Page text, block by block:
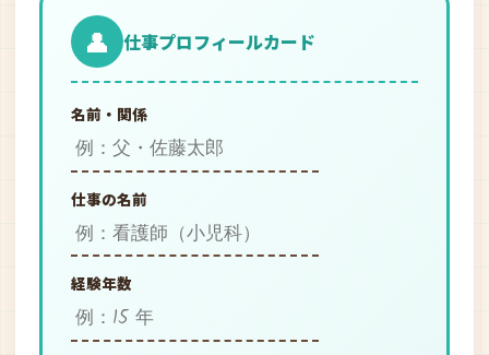
👤 仕事プロフィールカード
名前・関係
仕事の名前
経験年数